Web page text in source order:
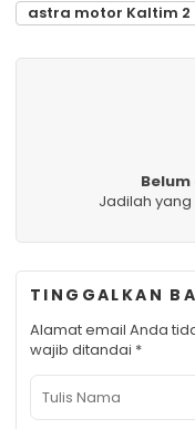
astra motor Kaltim 2
Jadilah
TINGGALKAN
Alamat email Anda
wajib ditandai *